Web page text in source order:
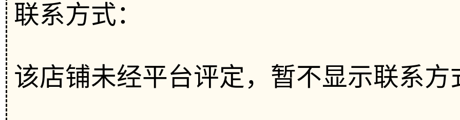
联系方式：
该店铺未经平台评定，暂不显示联系方